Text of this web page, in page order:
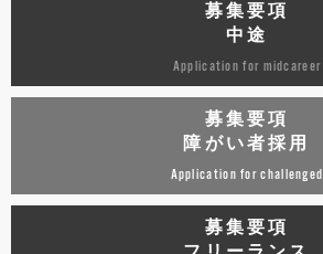
募集要項
中途
Application for midcareer
募集要項
障がい者採用
Application for challenged
募集要項